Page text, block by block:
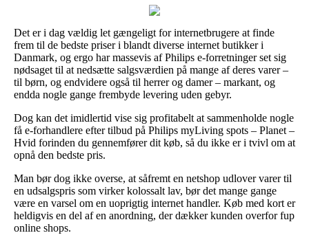
Det er i dag vældig let gængeligt for internetbrugere at finde
frem til de bedste priser i blandt diverse internet butikker i
Danmark, og ergo har massevis af Philips e-forretninger set sig
nødsaget til at nedsætte salgsværdien på mange af deres varer –
til børn, og endvidere også til herrer og damer – markant, og
endda nogle gange frembyde levering uden gebyr.
Dog kan det imidlertid vise sig profitabelt at sammenholde nogle
få e-forhandlere efter tilbud på Philips myLiving spots – Planet –
Hvid forinden du gennemfører dit køb, så du ikke er i tvivl om at
opnå den bedste pris.
Man bør dog ikke overse, at såfremt en netshop udlover varer til
en udsalgspris som virker kolossalt lav, bør det mange gange
være en varsel om en uoprigtig internet handler. Køb med kort er
heldigvis en del af en anordning, der dækker kunden overfor fup
online shops.